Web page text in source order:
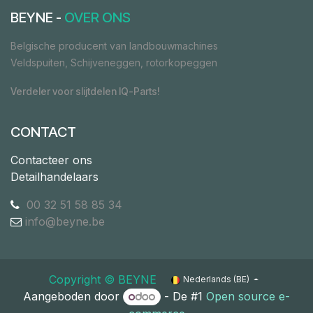
BEYNE - OVER ONS
Belgische producent van landbouwmachines
Veldspuiten, Schijveneggen, rotorkopeggen
Verdeler voor slijtdelen IQ-Parts!
CONTACT
Contacteer ons
Detailhandelaars
00 32 51 58 85 34
info@beyne.be
Copyright ©​ ​BEYNE Nederlands (BE)
Aangeboden door - De #1Open source e-